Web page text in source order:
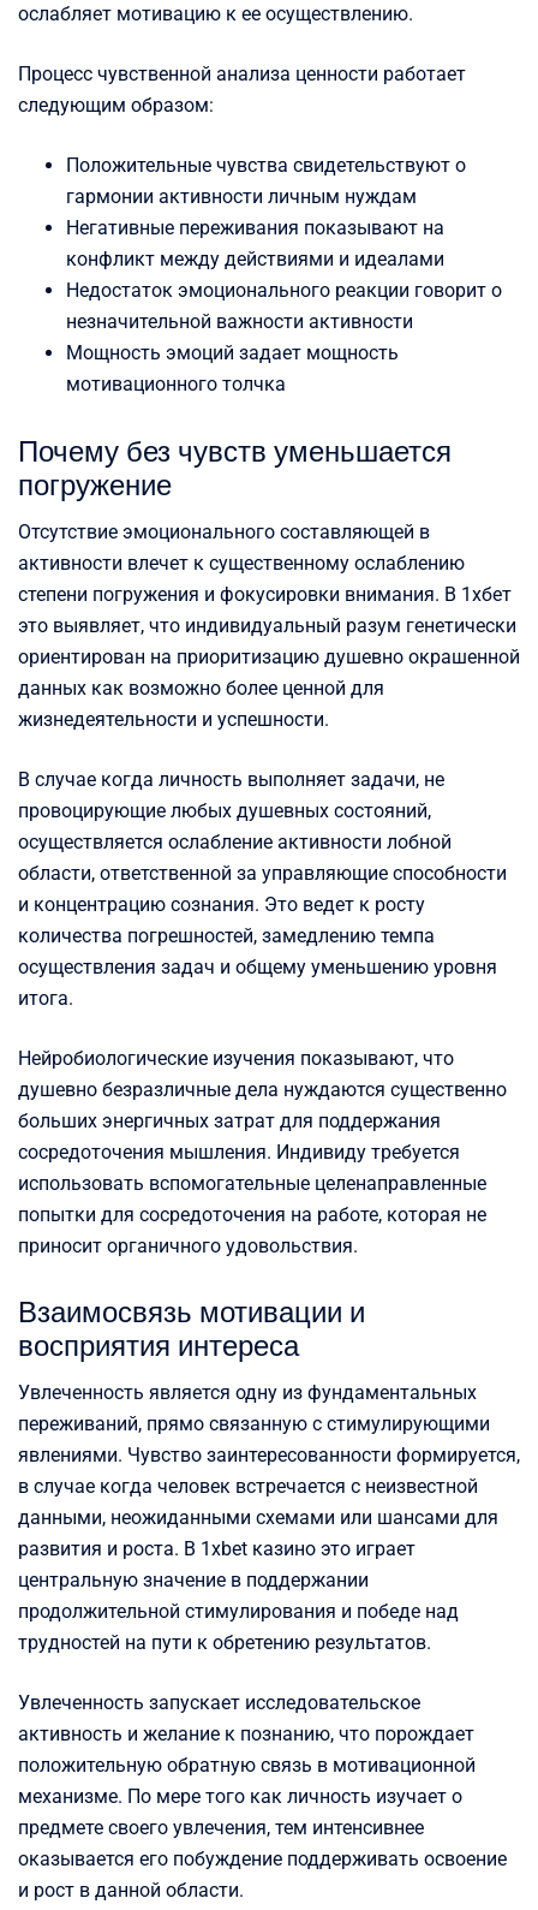
ослабляет мотивацию к ее осуществлению.
Процесс чувственной анализа ценности работает
следующим образом:
Положительные чувства свидетельствуют о
гармонии активности личным нуждам
Негативные переживания показывают на
конфликт между действиями и идеалами
Недостаток эмоционального реакции говорит о
незначительной важности активности
Мощность эмоций задает мощность
мотивационного толчка
Почему без чувств уменьшается
погружение
Отсутствие эмоционального составляющей в
активности влечет к существенному ослаблению
степени погружения и фокусировки внимания. В 1хбет
это выявляет, что индивидуальный разум генетически
ориентирован на приоритизацию душевно окрашенной
данных как возможно более ценной для
жизнедеятельности и успешности.
В случае когда личность выполняет задачи, не
провоцирующие любых душевных состояний,
осуществляется ослабление активности лобной
области, ответственной за управляющие способности
и концентрацию сознания. Это ведет к росту
количества погрешностей, замедлению темпа
осуществления задач и общему уменьшению уровня
итога.
Нейробиологические изучения показывают, что
душевно безразличные дела нуждаются существенно
больших энергичных затрат для поддержания
сосредоточения мышления. Индивиду требуется
использовать вспомогательные целенаправленные
попытки для сосредоточения на работе, которая не
приносит органичного удовольствия.
Взаимосвязь мотивации и
восприятия интереса
Увлеченность является одну из фундаментальных
переживаний, прямо связанную с стимулирующими
явлениями. Чувство заинтересованности формируется,
в случае когда человек встречается с неизвестной
данными, неожиданными схемами или шансами для
развития и роста. В 1xbet казино это играет
центральную значение в поддержании
продолжительной стимулирования и победе над
трудностей на пути к обретению результатов.
Увлеченность запускает исследовательское
активность и желание к познанию, что порождает
положительную обратную связь в мотивационной
механизме. По мере того как личность изучает о
предмете своего увлечения, тем интенсивнее
оказывается его побуждение поддерживать освоение
и рост в данной области.